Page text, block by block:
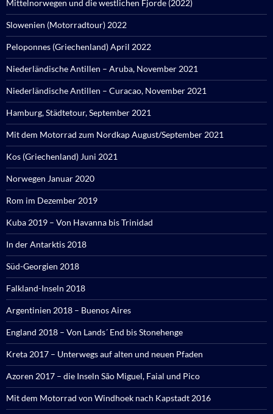
Mittelnorwegen und die westlichen Fjorde (2022)
Slowenien (Motorradtour) 2022
Peloponnes (Griechenland) April 2022
Niederländische Antillen – Aruba, November 2021
Niederländische Antillen – Curacao, November 2021
Hamburg, Städtetour, September 2021
Mit dem Motorrad zum Nordkap August/September 2021
Kos (Griechenland) Juni 2021
Norwegen Januar 2020
Rom im Dezember 2019
Kuba 2019 – Von Havanna bis Trinidad
In der Antarktis 2018
Süd-Georgien 2018
Falkland-Inseln 2018
Argentinien 2018 – Buenos Aires
England 2018 – Von Lands´ End bis Stonehenge
Kreta 2017 – Unterwegs auf alten und neuen Pfaden
Azoren 2017 – die Inseln São Miguel, Faial und Pico
Mit dem Motorrad von Windhoek nach Kapstadt 2016